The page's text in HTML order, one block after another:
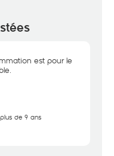
est pour le
de 9 ans